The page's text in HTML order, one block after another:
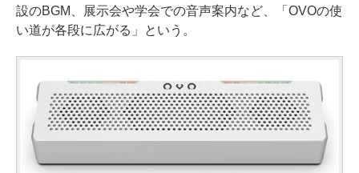
設のBGM、展示会や学会での音声案内など、「OVOの使
い道が各段に広がる」という。